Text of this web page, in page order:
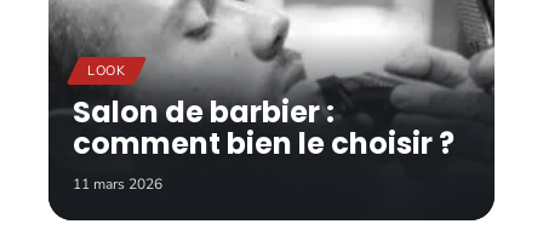
LOOK
Salon de barbier :
comment bien le choisir ?
11 mars 2026